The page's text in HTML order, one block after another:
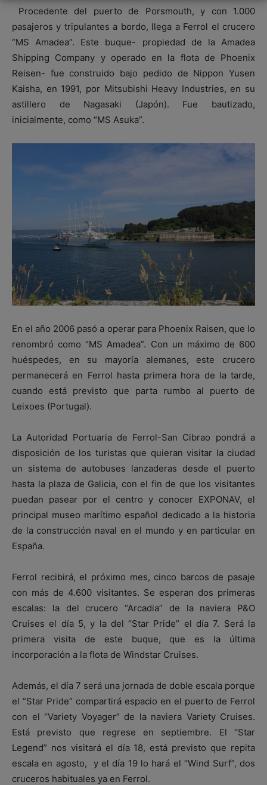
Procedente del puerto de Porsmouth, y con 1.000
pasajeros y tripulantes a bordo, llega a Ferrol el crucero
“MS Amadea”. Este buque- propiedad de la Amadea
Shipping Company y operado en la flota de Phoenix
Reisen- fue construido bajo pedido de Nippon Yusen
Kaisha, en 1991, por Mitsubishi Heavy Industries, en su
astillero de Nagasaki (Japón). Fue bautizado,
inicialmente, como “MS Asuka”.
En el año 2006 pasó a operar para Phoenix Raisen, que lo
renombró como “MS Amadea”. Con un máximo de 600
huéspedes, en su mayoría alemanes, este crucero
permanecerá en Ferrol hasta primera hora de la tarde,
cuando está previsto que parta rumbo al puerto de
Leixoes (Portugal).
La Autoridad Portuaria de Ferrol-San Cibrao pondrá a
disposición de los turistas que quieran visitar la ciudad
un sistema de autobuses lanzaderas desde el puerto
hasta la plaza de Galicia, con el fin de que los visitantes
puedan pasear por el centro y conocer EXPONAV, el
principal museo marítimo español dedicado a la historia
de la construcción naval en el mundo y en particular en
España.
Ferrol recibirá, el próximo mes, cinco barcos de pasaje
con más de 4.600 visitantes. Se esperan dos primeras
escalas: la del crucero “Arcadia” de la naviera P&O
Cruises el día 5, y la del “Star Pride” el día 7. Será la
primera visita de este buque, que es la última
incorporación a la flota de Windstar Cruises.
Además, el día 7 será una jornada de doble escala porque
el “Star Pride” compartirá espacio en el puerto de Ferrol
con el “Variety Voyager” de la naviera Variety Cruises.
Está previsto que regrese en septiembre. El “Star
Legend” nos visitará el día 18, está previsto que repita
escala en agosto, y el día 19 lo hará el “Wind Surf”, dos
cruceros habituales ya en Ferrol.